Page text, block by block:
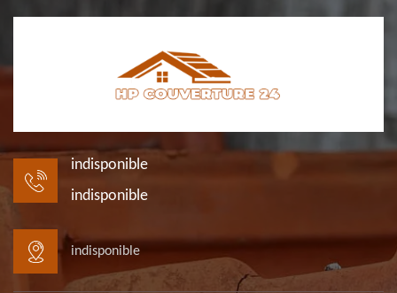
indisponible
indisponible
indisponible